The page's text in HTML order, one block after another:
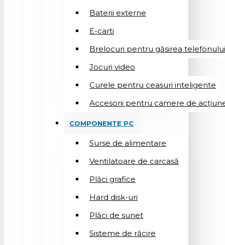
Baterii externe
E-carti
Brelocuri pentru găsirea telefonului
Jocuri video
Curele pentru ceasuri inteligente
Accesorii pentru camere de
COMPONENTE PC
Surse de alimentare
Ventilatoare de carcasă
Plăci grafice
Hard disk-uri
Plăci de sunet
Sisteme de răcire